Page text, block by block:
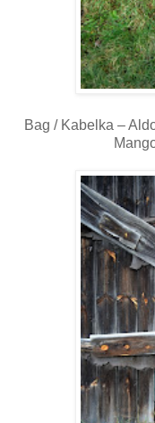
Bag / Kabelka –